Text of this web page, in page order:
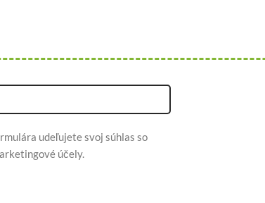
udeľujete svoj súhlas so
účely.